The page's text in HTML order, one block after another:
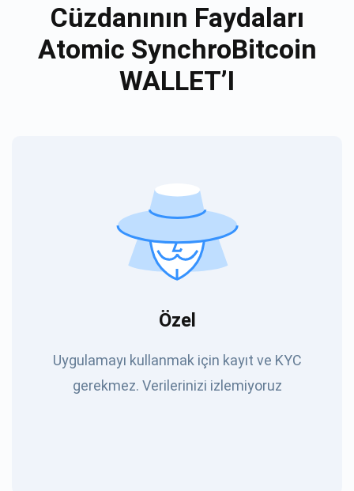
Cüzdanının Faydaları
Atomic SynchroBitcoin
WALLET’I
Özel
Uygulamayı kullanmak için kayıt ve KYC
gerekmez. Verilerinizi izlemiyoruz